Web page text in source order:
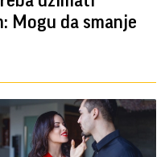
Mogu da smanje